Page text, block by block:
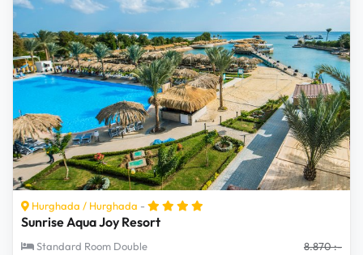
Hurghada / Hurghada -
Sunrise Aqua Joy Resort
Standard Room Double
8.870 :-